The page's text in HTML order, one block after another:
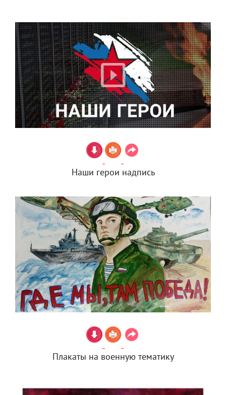
Наши герои надпись
Плакаты на военную тематику